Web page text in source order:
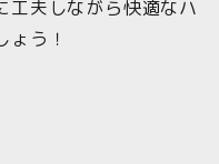
工夫しながら快適なハ
う！